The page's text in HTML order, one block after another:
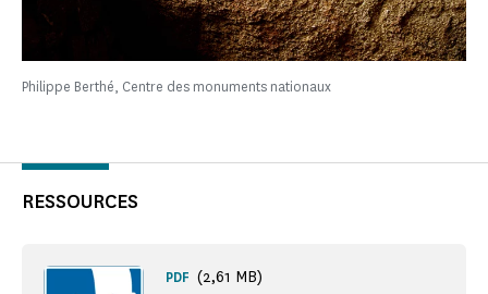
Philippe Berthé, Centre des monuments nationaux
RESSOURCES
PDF (2,61 MB)